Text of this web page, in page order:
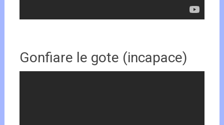
Gonfiare le gote (incapace)